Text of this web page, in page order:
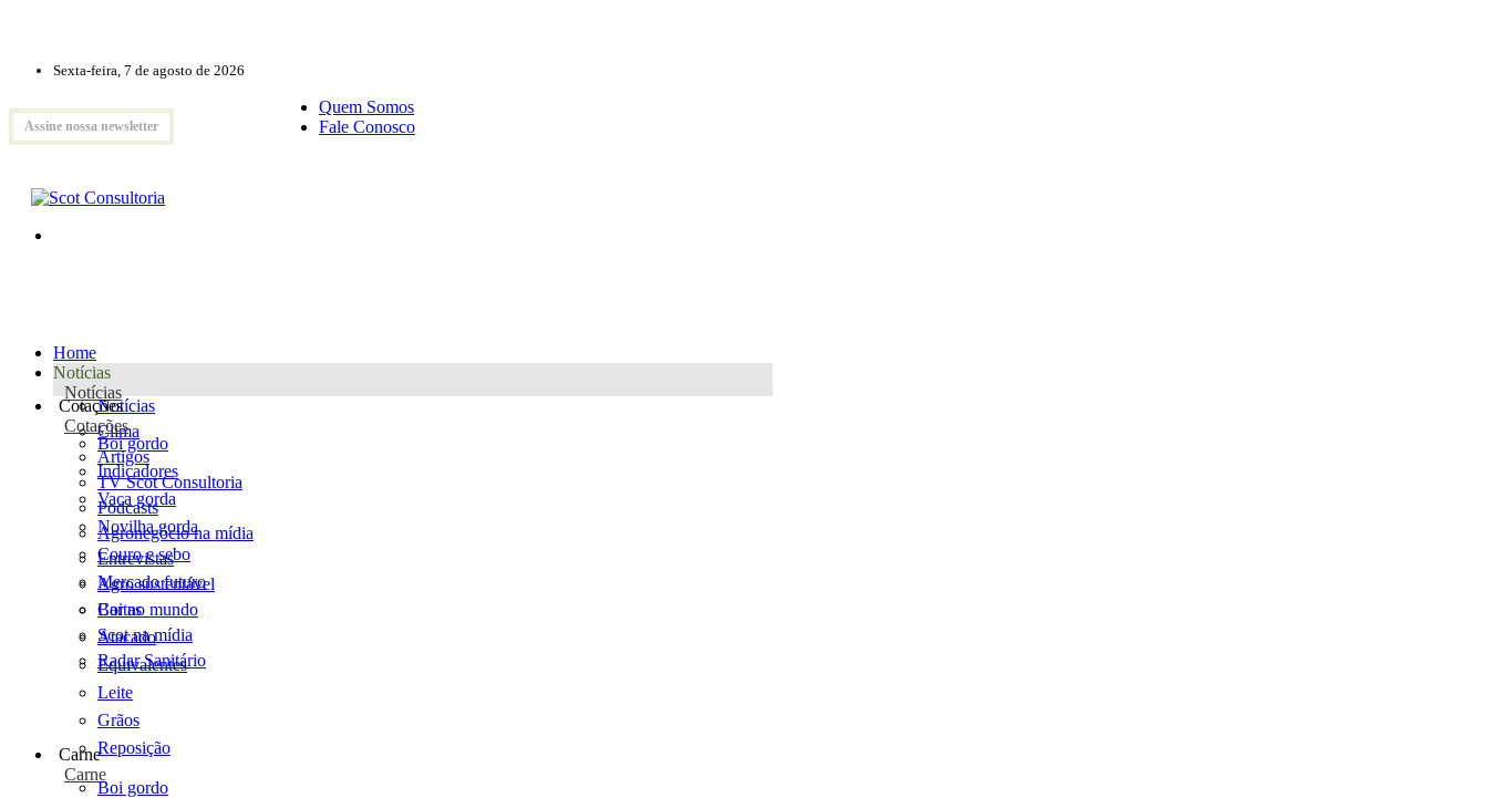
Sexta-feira, 7 de agosto de 2026
Assine nossa newsletter
Quem Somos
Fale Conosco
Home
Notícias
Notícias
Notícias
Clima
Artigos
TV Scot Consultoria
Podcasts
Agronegócio na mídia
Entrevistas
Agro sustentável
Cartas
Scot na mídia
Radar Sanitário
Cotações
Cotações
Boi gordo
Indicadores
Vaca gorda
Novilha gorda
Couro e sebo
Mercado futuro
Boi no mundo
Atacado
Equivalentes
Leite
Grãos
Reposição
Carne
Carne
Boi gordo